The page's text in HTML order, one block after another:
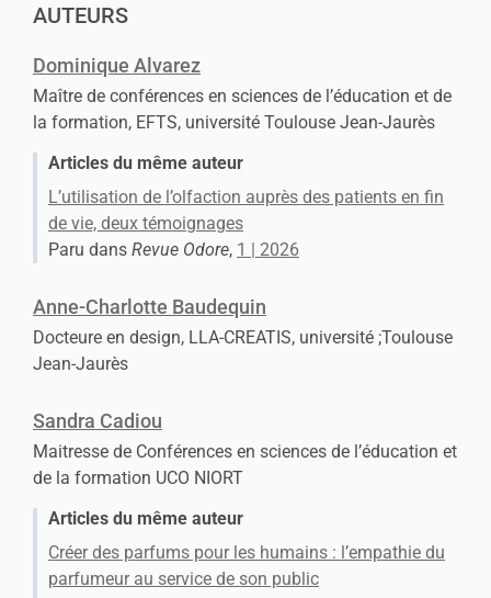
AUTEURS
Dominique Alvarez
Maître de conférences en sciences de l’éducation et de
la formation, EFTS, université Toulouse Jean-Jaurès
Articles du même auteur
L’utilisation de l’olfaction auprès des patients en fin
de vie, deux témoignages
Paru dans Revue Odore, 1 | 2026
Anne-Charlotte Baudequin
Docteure en design, LLA-CREATIS, université ;Toulouse
Jean-Jaurès
Sandra Cadiou
Maitresse de Conférences en sciences de l’éducation et
de la formation UCO NIORT
Articles du même auteur
Créer des parfums pour les humains : l’empathie du
parfumeur au service de son public